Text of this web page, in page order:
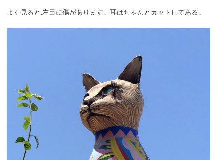
よく見ると,左目に傷があります。耳はちゃんとカットしてある。